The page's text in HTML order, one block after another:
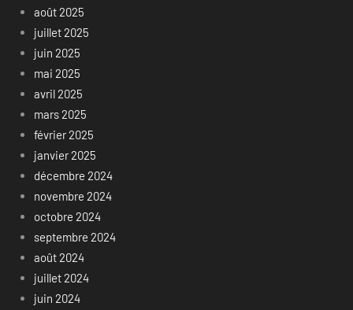
août 2025
juillet 2025
juin 2025
mai 2025
avril 2025
mars 2025
février 2025
janvier 2025
décembre 2024
novembre 2024
octobre 2024
septembre 2024
août 2024
juillet 2024
juin 2024